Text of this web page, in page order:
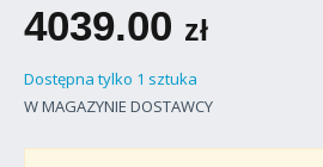
4039.00 zł
Dostępna tylko 1 sztuka
W MAGAZYNIE DOSTAWCY